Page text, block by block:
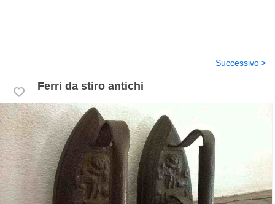
Ferri da stiro antichi
Successivo